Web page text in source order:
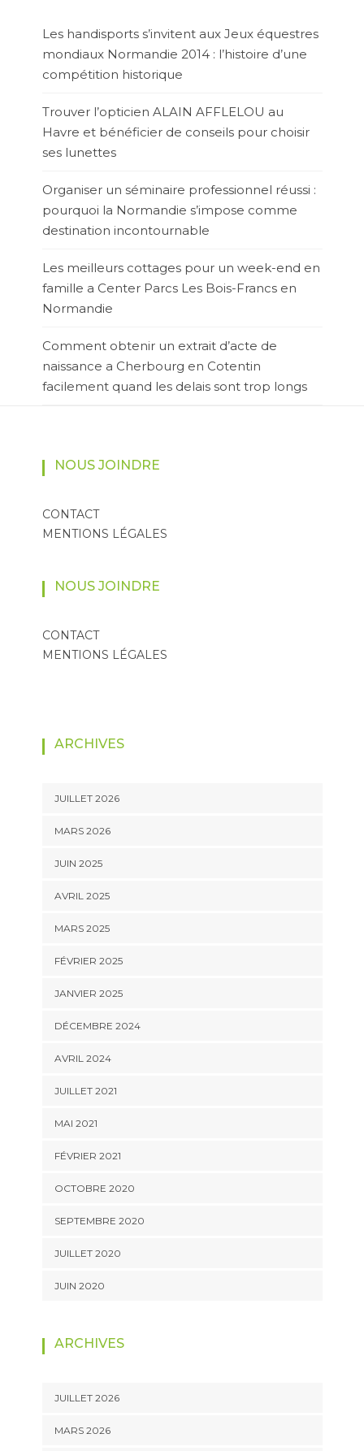
Les handisports s’invitent aux Jeux équestres
mondiaux Normandie 2014 : l’histoire d’une
compétition historique
Trouver l’opticien ALAIN AFFLELOU au
Havre et bénéficier de conseils pour choisir
ses lunettes
Organiser un séminaire professionnel réussi :
pourquoi la Normandie s’impose comme
destination incontournable
Les meilleurs cottages pour un week-end en
famille a Center Parcs Les Bois-Francs en
Normandie
Comment obtenir un extrait d’acte de
naissance a Cherbourg en Cotentin
facilement quand les delais sont trop longs
NOUS JOINDRE
CONTACT
MENTIONS LÉGALES
NOUS JOINDRE
CONTACT
MENTIONS LÉGALES
ARCHIVES
JUILLET 2026
MARS 2026
JUIN 2025
AVRIL 2025
MARS 2025
FÉVRIER 2025
JANVIER 2025
DÉCEMBRE 2024
AVRIL 2024
JUILLET 2021
MAI 2021
FÉVRIER 2021
OCTOBRE 2020
SEPTEMBRE 2020
JUILLET 2020
JUIN 2020
ARCHIVES
JUILLET 2026
MARS 2026